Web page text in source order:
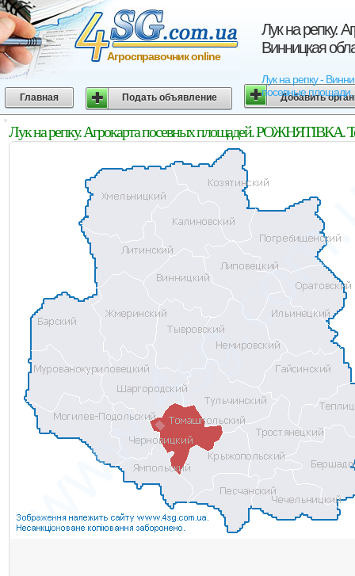
Лук на репку.
Винницкая
Лук на репку -
посевные площади,
Агросправочник online
Главная Подать объявление Добавить
Лук на репку. Агрокарта посевных площадей. РОЖНЯТІВКА.